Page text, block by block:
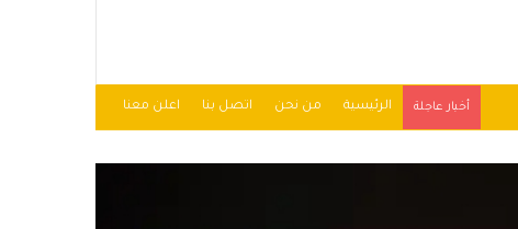
أخبار عاجلة الرئيسية من نحن اتصل بنا اعلن معنا